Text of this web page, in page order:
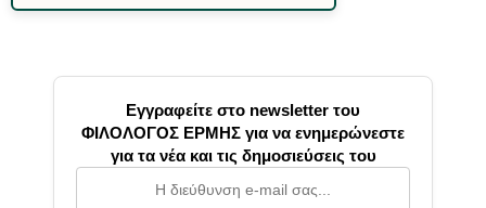
Εγγραφείτε στο newsletter του
ΦΙΛΟΛΟΓΟΣ ΕΡΜΗΣ για να ενημερώνεστε
για τα νέα και τις δημοσιεύσεις του